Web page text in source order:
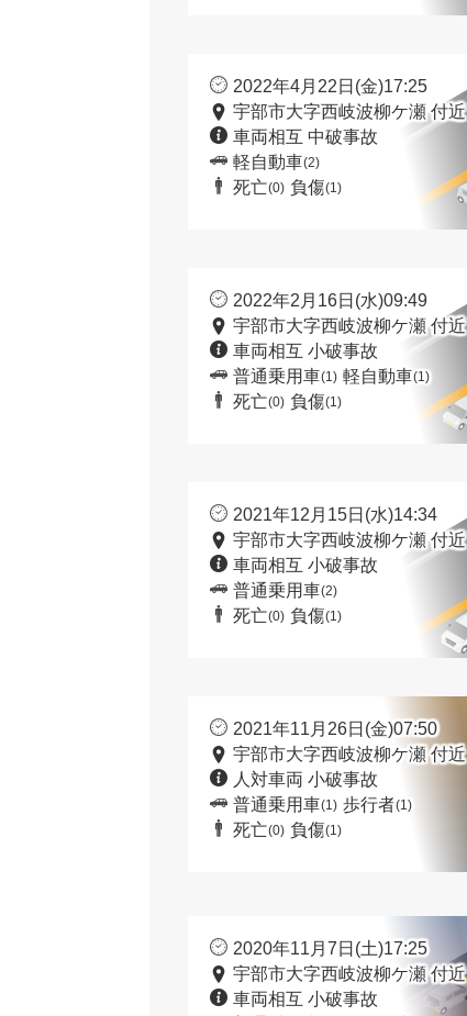
2022年4月22日(金)17:25
宇部市大字西岐波柳ケ瀬 付近
車両相互 中破事故
軽自動車(2)
死亡(0) 負傷(1)
2022年2月16日(水)09:49
宇部市大字西岐波柳ケ瀬 付近
車両相互 小破事故
普通乗用車(1) 軽自動車(1)
死亡(0) 負傷(1)
2021年12月15日(水)14:34
宇部市大字西岐波柳ケ瀬 付近
車両相互 小破事故
普通乗用車(2)
死亡(0) 負傷(1)
2021年11月26日(金)07:50
宇部市大字西岐波柳ケ瀬 付近
人対車両 小破事故
普通乗用車(1) 歩行者(1)
死亡(0) 負傷(1)
2020年11月7日(土)17:25
宇部市大字西岐波柳ケ瀬 付近
車両相互 小破事故